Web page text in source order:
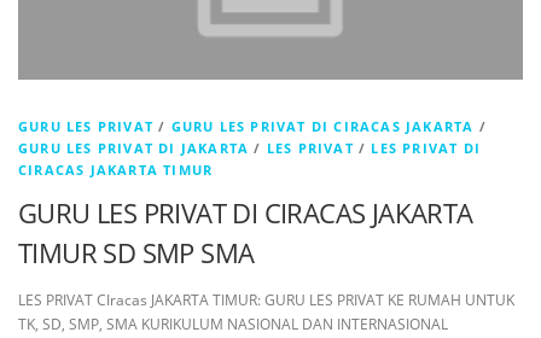
GURU LES PRIVAT / GURU LES PRIVAT DI CIRACAS JAKARTA /
GURU LES PRIVAT DI JAKARTA / LES PRIVAT/ LES PRIVAT DI
CIRACAS JAKARTA TIMUR
GURU LES PRIVAT DI CIRACAS JAKARTA
TIMUR SD SMP SMA
LES PRIVAT CIracas JAKARTA TIMUR: GURU LES PRIVAT KE RUMAH UNTUK
TK, SD, SMP, SMA KURIKULUM NASIONAL DAN INTERNASIONAL